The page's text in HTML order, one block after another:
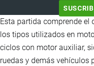
Esta partida comprende el
los tipos utilizados en
ciclos con motor auxiliar,
ruedas y demás vehículos